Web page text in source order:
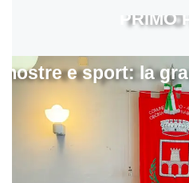
e sport: la
PRIMO